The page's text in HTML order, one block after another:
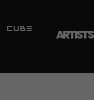
ARTISTS